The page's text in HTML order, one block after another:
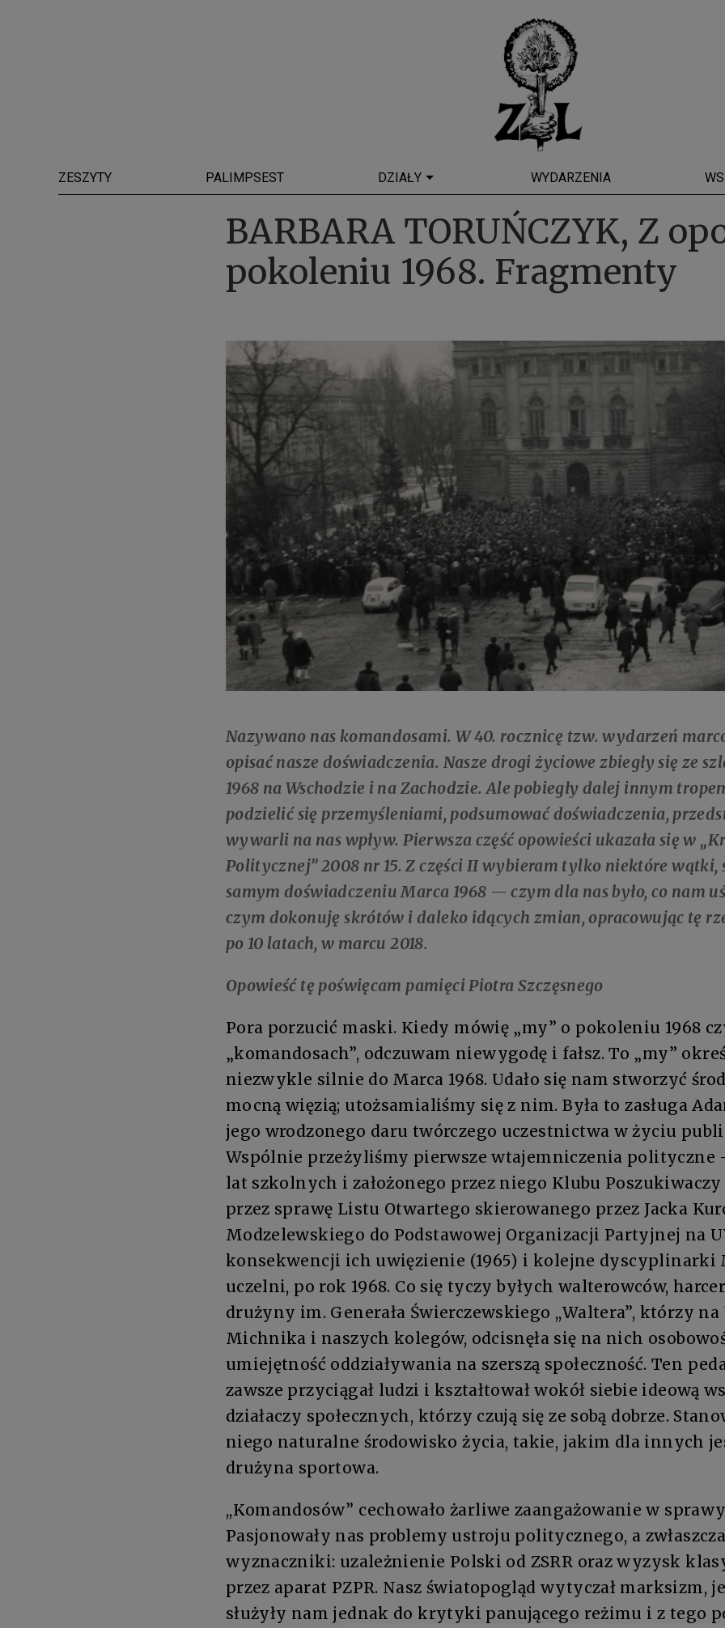
ZESZYTY PALIMPSEST DZIAŁY WYDARZENIA
BARBARA TORUŃCZYK, Z
pokoleniu 1968. Fragmenty
Nazywano nas komandosami. W 40. rocznicę tzw. wydarzeń
opisać nasze doświadczenia. Nasze drogi życiowe zbiegły się ze
1968 na Wschodzie i na Zachodzie. Ale pobiegły dalej innym
podzielić się przemyśleniami, podsumować doświadczenia,
wywarli na nas wpływ. Pierwsza część opowieści ukazała się w
Politycznej” 2008 nr 15. Z części II wybieram tylko niektóre wątki,
samym doświadczeniu Marca 1968 — czym dla nas było, co nam
czym dokonuję skrótów i daleko idących zmian, opracowując tę
po 10 latach, w marcu 2018.
Opowieść tę poświęcam pamięci Piotra Szczęsnego
Pora porzucić maski. Kiedy mówię „my” o pokoleniu 1968
„komandosach”, odczuwam niewygodę i fałsz. To „my”
niezwykle silnie do Marca 1968. Udało się nam stworzyć
mocną więzią; utożsamialiśmy się z nim. Była to zasługa
jego wrodzonego daru twórczego uczestnictwa w życiu
Wspólnie przeżyliśmy pierwsze wtajemniczenia polityczne
lat szkolnych i założonego przez niego Klubu Poszukiwaczy
przez sprawę Listu Otwartego skierowanego przez Jacka
Modzelewskiego do Podstawowej Organizacji Partyjnej na
konsekwencji ich uwięzienie (1965) i kolejne dyscyplinarki
uczelni, po rok 1968. Co się tyczy byłych walterowców,
drużyny im. Generała Świerczewskiego ,,Waltera”, którzy
Michnika i naszych kolegów, odcisnęła się na nich
umiejętność oddziaływania na szerszą społeczność. Ten
zawsze przyciągał ludzi i kształtował wokół siebie ideową
działaczy społecznych, którzy czują się ze sobą dobrze.
niego naturalne środowisko życia, takie, jakim dla innych
drużyna sportowa.
,,Komandosów” cechowało żarliwe zaangażowanie w
Pasjonowały nas problemy ustroju politycznego, a
wyznaczniki: uzależnienie Polski od ZSRR oraz wyzysk
przez aparat PZPR. Nasz światopogląd wytyczał marksizm,
służyły nam jednak do krytyki panującego reżimu i z tego